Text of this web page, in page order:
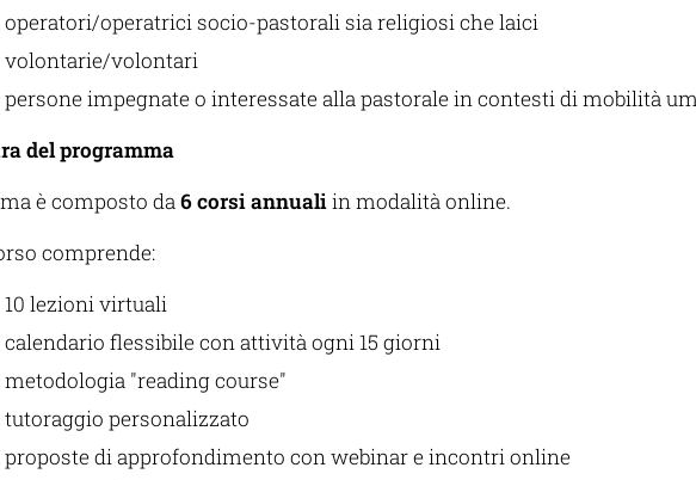
operatori/operatrici socio-pastorali sia religiosi che laici
volontarie/volontari
persone impegnate o interessate alla pastorale in contesti di mobilità
del programma
è composto da6 corsi annualiin modalità online.
comprende:
10 lezioni virtuali
calendario flessibile con attività ogni 15 giorni
metodologia "reading course"
tutoraggio personalizzato
proposte di approfondimento con webinar e incontri online